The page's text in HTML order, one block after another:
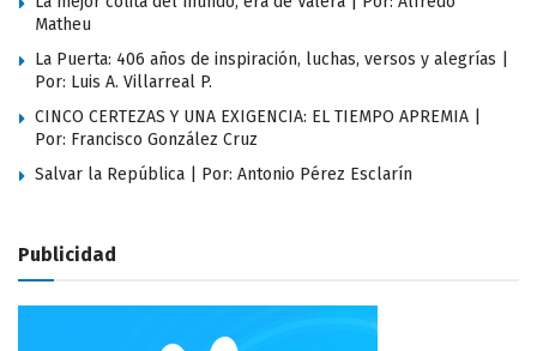
Matheu
La Puerta: 406 años de inspiración, luchas, versos y alegrías |
Por: Luis A. Villarreal P.
CINCO CERTEZAS Y UNA EXIGENCIA: EL TIEMPO APREMIA |
Por: Francisco González Cruz
Salvar la República | Por: Antonio Pérez Esclarín
Publicidad